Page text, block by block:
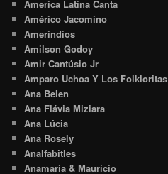
America Latina Canta
Américo Jacomino
Amerindios
Amilson Godoy
Amir Cantúsio Jr
Amparo Uchoa Y Los Folkloritas
Ana Belen
Ana Flávia Miziara
Ana Lúcia
Ana Rosely
Analfabitles
Anamaria & Maurício